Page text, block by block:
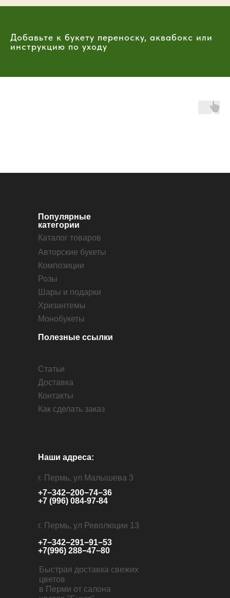
Добавьте к букету переноску, аквабокс или
инструкцию по уходу
г. Пермь, ул Революции 13
г. Пермь, ул Малышева 3
Авторские букеты
Композиции
Розы
Шары и подарки
Хризантемы
Монобукеты
+7−342−291−91−53
+7(996) 288−47−80
+7−342−200−74−36
+7 (996) 084-97-84
Наши адреса:
Популярные
категории
Статьи
Доставка
Контакты
Как сделать заказ
Каталог товаров
Полезные ссылки
Быстрая доставка свежих
цветов
в Перми от салона